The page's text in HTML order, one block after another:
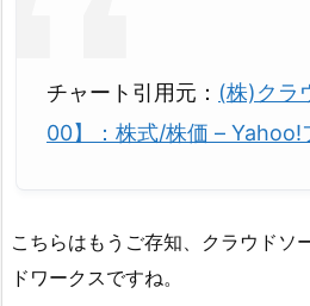
チャート引用元： (株)クラ
00】：株式/株価 – Yahoo!
こちらはもうご存知、クラウドソ
ドワークスですね。